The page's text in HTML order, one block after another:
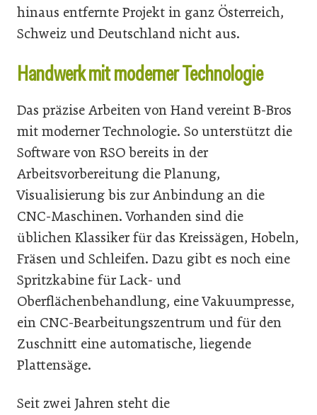
hinaus entfernte Projekt in ganz Österreich,
Schweiz und Deutschland nicht aus.
Handwerk mit moderner Technologie
Das präzise Arbeiten von Hand vereint B-Bros
mit moderner Technologie. So unterstützt die
Software von RSO bereits in der
Arbeitsvorbereitung die Planung,
Visualisierung bis zur Anbindung an die
CNC-Maschinen. Vorhanden sind die
üblichen Klassiker für das Kreissägen, Hobeln,
Fräsen und Schleifen. Dazu gibt es noch eine
Spritzkabine für Lack- und
Oberflächenbehandlung, eine Vakuumpresse,
ein CNC-Bearbeitungszentrum und für den
Zuschnitt eine automatische, liegende
Plattensäge.
Seit zwei Jahren steht die